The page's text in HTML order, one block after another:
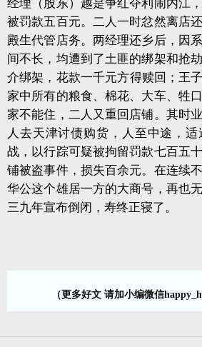
经理（股东）越是争红夺利闹内江
被罚款五百元。二人一时忿然离店
殿生代管店务。两经理还乡后，因
间不长，均遭到了土匪的绑架和抢
介绑架，花款一千元方得赎回；王
家中所有的粮食、棉花、大车、牲
家不能住，二人又重回店铺。其时
人去天津讨债购货，人至中途，
战，以行踪可疑被拘留罚款七百五
铺被盗事件，损失百余元。在连续
华公这个雄居一方的大商号，再也
三九年宣布倒闭，寿终正寝了。
（更多好文 请加小编微信